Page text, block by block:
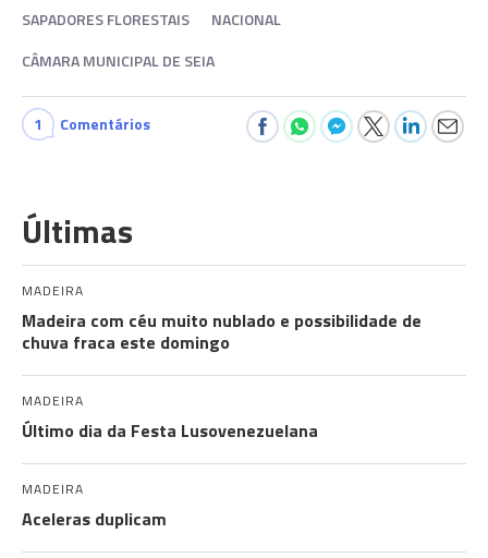
SAPADORES FLORESTAIS
NACIONAL
CÂMARA MUNICIPAL DE SEIA
1 Comentários
Últimas
MADEIRA
Madeira com céu muito nublado e possibilidade de
chuva fraca este domingo
MADEIRA
Último dia da Festa Lusovenezuelana
MADEIRA
Aceleras duplicam